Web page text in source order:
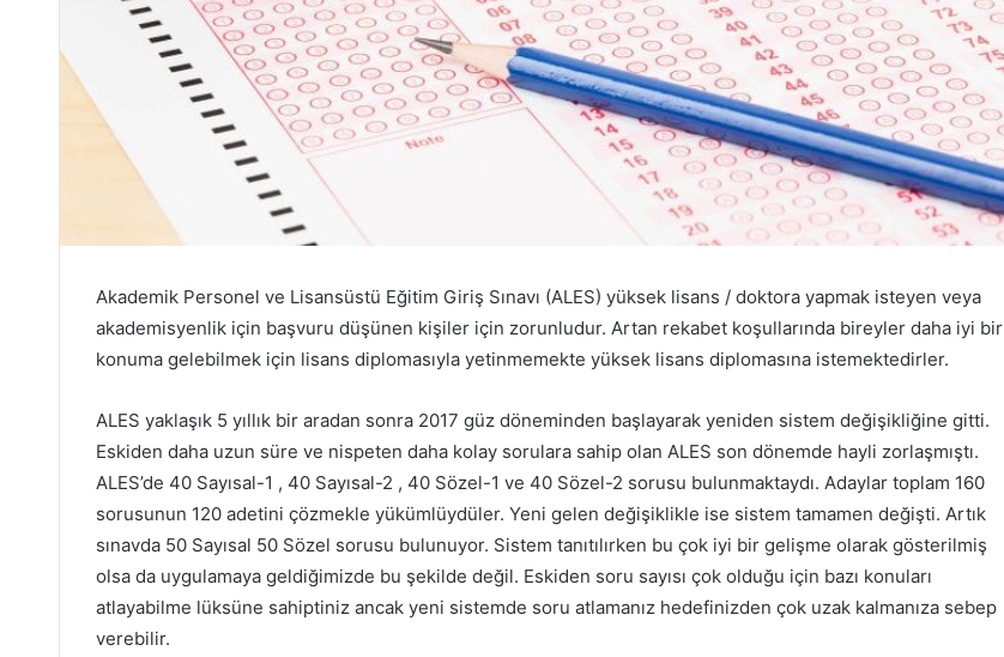
Akademik Personel ve Lisansüstü Eğitim Giriş Sınavı (ALES) yüksek lisans / doktora yapmak isteyen veya
akademisyenlik için başvuru düşünen kişiler için zorunludur. Artan rekabet koşullarında bireyler daha iyi bir
konuma gelebilmek için lisans diplomasıyla yetinmemekte yüksek lisans diplomasına istemektedirler.
ALES yaklaşık 5 yıllık bir aradan sonra 2017 güz döneminden başlayarak yeniden sistem değişikliğine gitti.
Eskiden daha uzun süre ve nispeten daha kolay sorulara sahip olan ALES son dönemde hayli zorlaşmıştı.
ALES’de 40 Sayısal-1 , 40 Sayısal-2 , 40 Sözel-1 ve 40 Sözel-2 sorusu bulunmaktaydı. Adaylar toplam 160
sorusunun 120 adetini çözmekle yükümlüydüler. Yeni gelen değişiklikle ise sistem tamamen değişti. Artık
sınavda 50 Sayısal 50 Sözel sorusu bulunuyor. Sistem tanıtılırken bu çok iyi bir gelişme olarak gösterilmiş
olsa da uygulamaya geldiğimizde bu şekilde değil. Eskiden soru sayısı çok olduğu için bazı konuları
atlayabilme lüksüne sahiptiniz ancak yeni sistemde soru atlamanız hedefinizden çok uzak kalmanıza sebep
verebilir.